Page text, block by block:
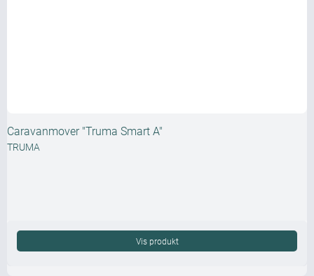
Caravanmover "Truma Smart A"
TRUMA
Vis produkt